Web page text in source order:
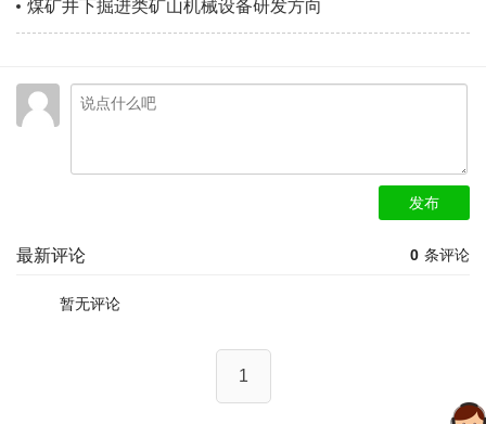
煤矿井下掘进类矿山机械设备研发方向
发布
0 条评论
最新评论
暂无评论
1